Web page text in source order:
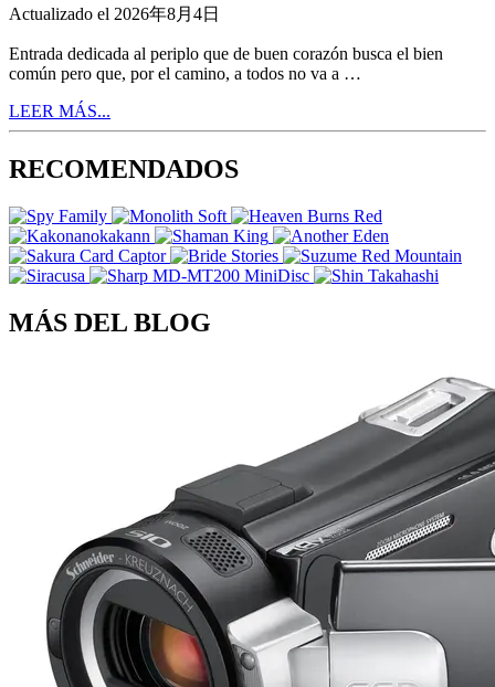
Actualizado el 2026年8月4日
Entrada dedicada al periplo que de buen corazón busca el bien
común pero que, por el camino, a todos no va a …
LEER MÁS...
RECOMENDADOS
MÁS DEL BLOG